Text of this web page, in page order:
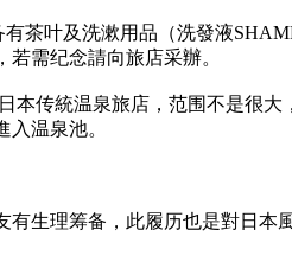
叶及洗漱用品（洗發液
需纪念請向旅店采辦。
本传統温泉旅店，范围不是很
温泉池。
生理筹备，此履历也是對日本